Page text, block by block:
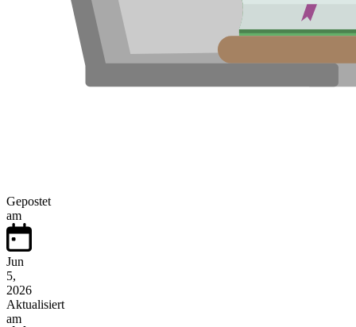
Gepostet
am
Jun
5,
2026
Aktualisiert
am